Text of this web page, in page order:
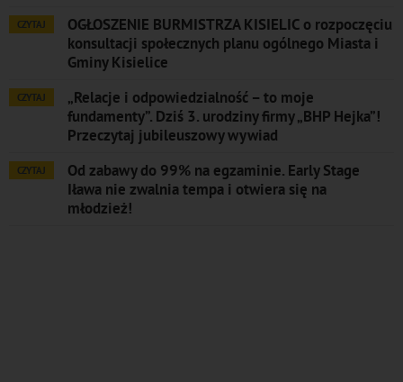
CZYTAJ
OGŁOSZENIE BURMISTRZA KISIELIC o rozpoczęciu
konsultacji społecznych planu ogólnego Miasta i
Gminy Kisielice
CZYTAJ
„Relacje i odpowiedzialność – to moje
fundamenty”. Dziś 3. urodziny firmy „BHP Hejka”!
Przeczytaj jubileuszowy wywiad
CZYTAJ
Od zabawy do 99% na egzaminie. Early Stage
Iława nie zwalnia tempa i otwiera się na
młodzież!